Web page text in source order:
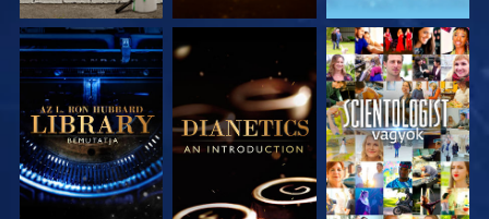
A SOROZAT
RÉSZEI
A SOROZAT
RÉSZEI
MŰSORNÉZÉS